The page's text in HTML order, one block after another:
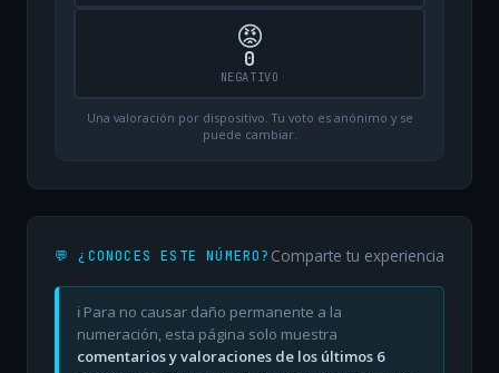
😡
0
NEGATIVO
Una valoración por dispositivo. Tu voto es anónimo y se
puede cambiar.
💬 ¿CONOCES ESTE NÚMERO? Comparte tu experiencia
ℹ️ Para no causar daño permanente a la
numeración, esta página solo muestra
comentarios y valoraciones de los últimos 6